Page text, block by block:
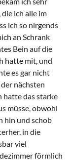
ich alle im
ich so nirgends
an Schrank
Bein auf die
hatte mit, und
es gar nicht
nächsten
hatte das starke
müsse, obwohl
hin und schob
in die
viel
förmlich